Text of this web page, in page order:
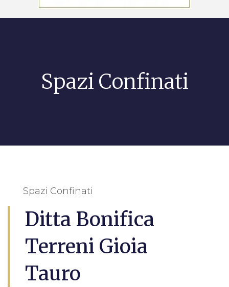
Spazi Confinati
Spazi Confinati
Ditta Bonifica
Terreni Gioia
Tauro